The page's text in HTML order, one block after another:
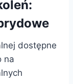
dostępne
na